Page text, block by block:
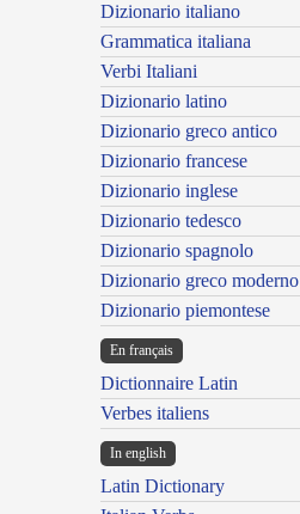
Dizionario italiano
Grammatica italiana
Verbi Italiani
Dizionario latino
Dizionario greco antico
Dizionario francese
Dizionario inglese
Dizionario tedesco
Dizionario spagnolo
Dizionario greco moderno
Dizionario piemontese
En français
Dictionnaire Latin
Verbes italiens
In english
Latin Dictionary